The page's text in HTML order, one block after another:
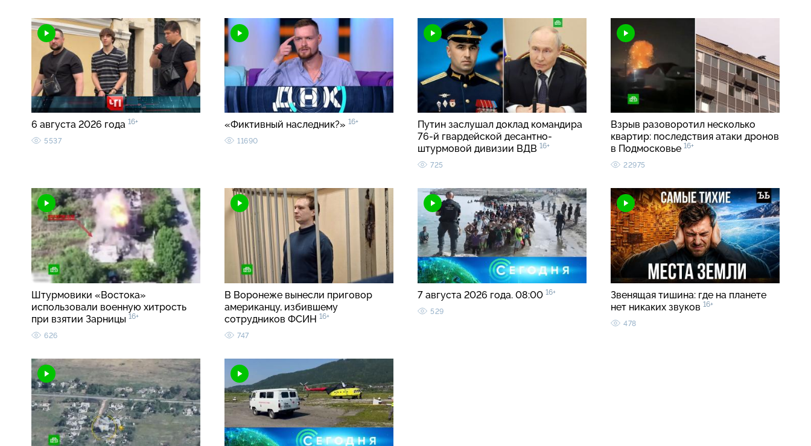
6 августа 2026 года 16+
5537
«Фиктивный наследник?» 16+
11690
Путин заслушал доклад командира
76-й гвардейской десантно-
штурмовой дивизии ВДВ 16+
725
Взрыв разоворотил несколько
квартир: последствия атаки дронов
в Подмосковье 16+
22975
Штурмовики «Востока»
использовали военную хитрость
при взятии Зарницы 16+
626
В Воронеже вынесли приговор
американцу, избившему
сотрудников ФСИН 16+
747
7 августа 2026 года. 08:00 16+
529
Звенящая тишина: где на планете
нет никаких звуков 16+
478